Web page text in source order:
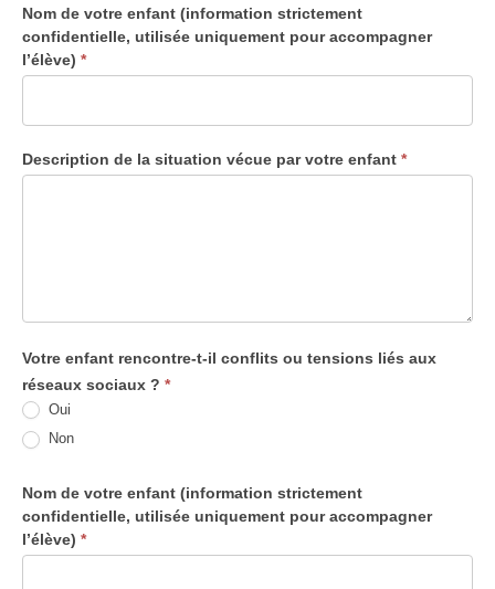
Nom de votre enfant (information strictement
confidentielle, utilisée uniquement pour accompagner
l’élève) *
Description de la situation vécue par votre enfant *
Votre enfant rencontre-t-il conflits ou tensions liés aux
réseaux sociaux ? *
Oui
Non
Nom de votre enfant (information strictement
confidentielle, utilisée uniquement pour accompagner
l’élève) *